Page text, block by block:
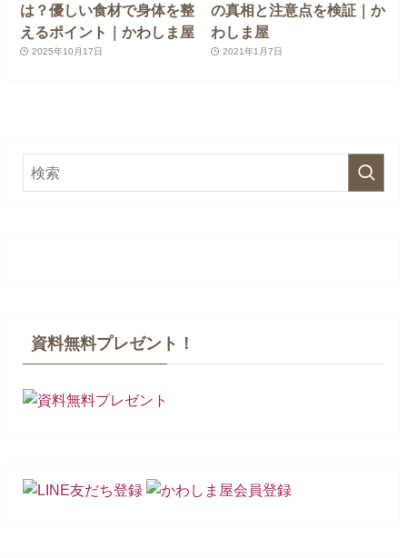
は？優しい食材で身体を整
えるポイント｜かわしま屋
2025年10月17日
の真相と注意点を検証｜か
わしま屋
2021年1月7日
資料無料プレゼント！